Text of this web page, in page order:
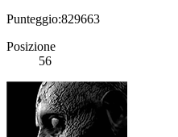
Punteggio:829663
Posizione
56